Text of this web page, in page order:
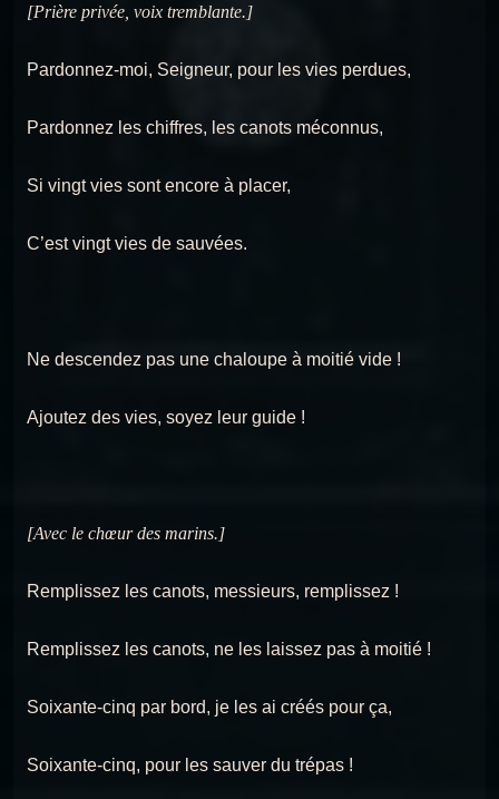
[Prière privée, voix tremblante.]
Pardonnez-moi, Seigneur, pour les vies perdues,
Pardonnez les chiffres, les canots méconnus,
Si vingt vies sont encore à placer,
C’est vingt vies de sauvées.
Ne descendez pas une chaloupe à moitié vide !
Ajoutez des vies, soyez leur guide !
[Avec le chœur des marins.]
Remplissez les canots, messieurs, remplissez !
Remplissez les canots, ne les laissez pas à moitié !
Soixante-cinq par bord, je les ai créés pour ça,
Soixante-cinq, pour les sauver du trépas !